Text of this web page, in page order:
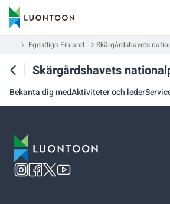
... Egentliga Finland Skärgårdshavets
Skärgårdshavets
Bekanta dig medAktiviteter och leder